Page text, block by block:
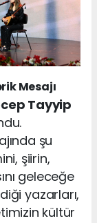
Mesajı
Tayyip
şu
şiirin,
geleceğe
yazarları,
kültür